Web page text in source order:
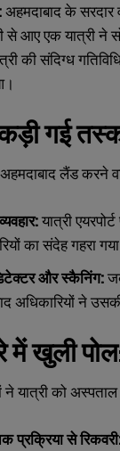
अहमदाबाद के
से आए एक यात्री ने
की संदिग्ध
गई
लैंड करने
यात्री
का संदेह गहरा
और स्कैनिंग:
अधिकारियों ने
में खुली
ने यात्री को
प्रक्रिया से